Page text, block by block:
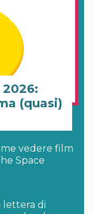
(quasi)
vedere film
Space
lettera di